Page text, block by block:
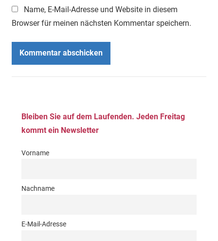
Name, E-Mail-Adresse und Website in diesem
Browser für meinen nächsten Kommentar speichern.
Bleiben Sie auf dem Laufenden. Jeden Freitag
kommt ein Newsletter
Vorname
Nachname
E-Mail-Adresse